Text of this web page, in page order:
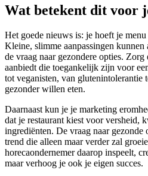
Wat betekent dit voor
Het goede nieuws is: je hoeft je
Kleine, slimme aanpassingen
de vraag naar gezondere opties.
aanbiedt die toegankelijk zijn voor
tot veganisten, van glutenintolerantie
gezonder willen eten.
Daarnaast kun je je marketing
dat je restaurant kiest voor versheid,
ingrediënten. De vraag naar
trend die alleen maar verder zal
horecaondernemer daarop inspeelt,
maar verhoog je ook je eigen succes.